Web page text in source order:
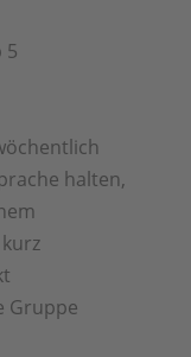
5
halten,
Gruppe